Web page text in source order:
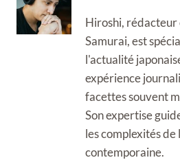
Hiroshi, rédacteur
Samurai, est
l'actualité
expérience
facettes souvent
Son expertise
les complexités de
contemporaine.